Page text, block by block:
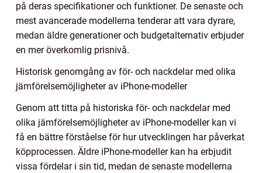
på deras specifikationer och funktioner. De senaste och
mest avancerade modellerna tenderar att vara dyrare,
medan äldre generationer och budgetalternativ erbjuder
en mer överkomlig prisnivå.
Historisk genomgång av för- och nackdelar med olika
jämförelsemöjligheter av iPhone-modeller
Genom att titta på historiska för- och nackdelar med
olika jämförelsemöjligheter av iPhone-modeller kan vi
få en bättre förståelse för hur utvecklingen har påverkat
köpprocessen. Äldre iPhone-modeller kan ha erbjudit
vissa fördelar i sin tid, medan de senaste modellerna